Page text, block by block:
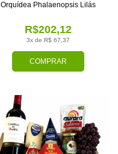
COMPRAR
3x de R$ 67,37
R$202,12
Orquídea Phalaenopsis Lilás